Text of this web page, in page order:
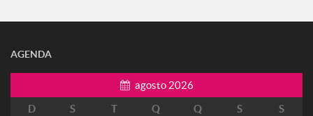
AGENDA
agosto 2026
D
S T Q Q S
S